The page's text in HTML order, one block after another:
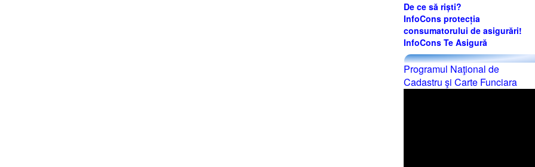
De ce să riști?
InfoCons protecția
consumatorului de asigurări!
InfoCons Te Asigură
Programul Naţional de
Cadastru şi Carte Funciara